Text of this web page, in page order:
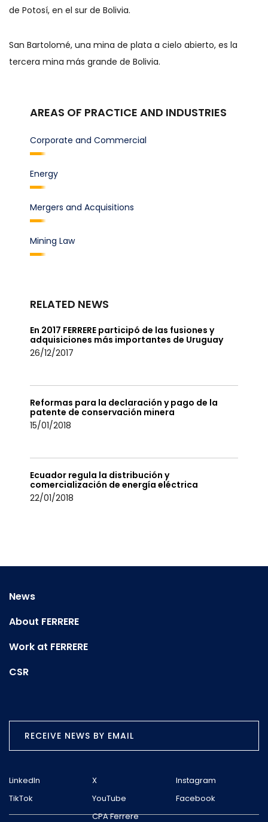
de Potosí, en el sur de Bolivia.
San Bartolomé, una mina de plata a cielo abierto, es la
tercera mina más grande de Bolivia.
AREAS OF PRACTICE AND INDUSTRIES
Corporate and Commercial
Energy
Mergers and Acquisitions
Mining Law
RELATED NEWS
En 2017 FERRERE participó de las fusiones y
adquisiciones más importantes de Uruguay
26/12/2017
Reformas para la declaración y pago de la
patente de conservación minera
15/01/2018
Ecuador regula la distribución y
comercialización de energía eléctrica
22/01/2018
News
About FERRERE
Work at FERRERE
CSR
RECEIVE NEWS BY EMAIL
LinkedIn X
Instagram
TikTok
YouTube
Facebook
CPA Ferrere